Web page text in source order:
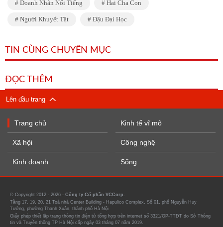
Doanh Nhân Nổi Tiếng Hai Cha Con
Người Khuyết Tật Đậu Đại Học
TIN CÙNG CHUYÊN MỤC
ĐỌC THÊM
Lên đầu trang
Trang chủ
Xã hội
Kinh doanh
Kinh tế vĩ mô
Công nghệ
Sống
© Copyright 2012 - 2026 - Công ty Cổ phần VCCorp.
Tầng 17, 19, 20, 21 Toà nhà Center Building - Hapulico Complex, Số 01, phố Nguyễn Huy
Tưởng, phường Thanh Xuân, thành phố Hà Nội
Giấy phép thiết lập trang thông tin điện tử tổng hợp trên internet số 3321/GP-TTĐT do Sở Thông
tin và Truyền thông TP Hà Nội cấp ngày 03 tháng 07 năm 2019.